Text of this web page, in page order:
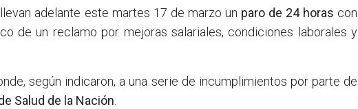
llevan adelante este martes 17 de marzo un paro de 24 horas con
de un reclamo por mejoras salariales, condiciones laborales y
según indicaron, a una serie de incumplimientos por parte de
Salud de la Nación